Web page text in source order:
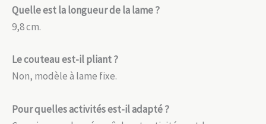
Quelle est la longueur de la lame ?
9,8 cm.
Le couteau est-il pliant ?
Non, modèle à lame fixe.
Pour quelles activités est-il adapté ?